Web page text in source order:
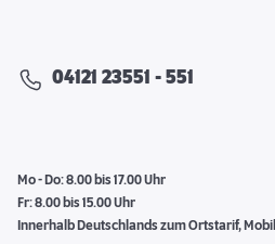
04121 23551 - 551
Mo - Do: 8.00 bis 17.00 Uhr
Fr: 8.00 bis 15.00 Uhr
Innerhalb Deutschlands zum Ortstarif,